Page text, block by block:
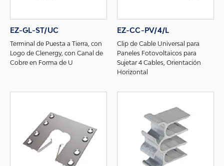
EZ-GL-ST/UC
Terminal de Puesta a Tierra, con
Logo de Clenergy, con Canal de
Cobre en Forma de U
EZ-CC-PV/4/L
Clip de Cable Universal para
Paneles Fotovoltaicos para
Sujetar 4 Cables, Orientación
Horizontal